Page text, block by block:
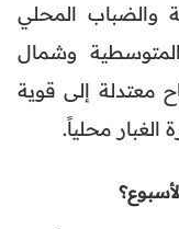
المحلي
وشمال
معتدلة إلى قوية
الغبار محلياً.